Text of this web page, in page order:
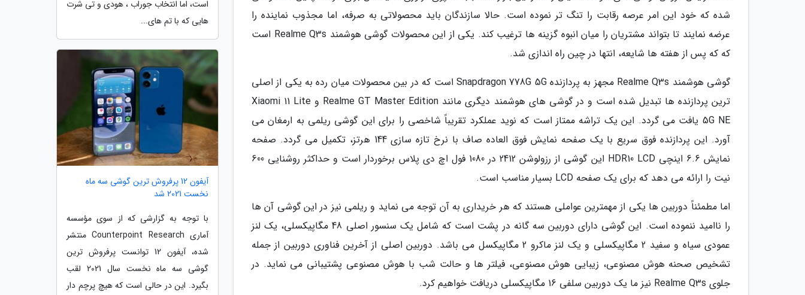
شده که خود این امر عرصه رقابت را تنگ تر نموده است. حالا سازندگان باید محصولاتی به صرفه، اما مجذوب نماینده را
عرضه نمایند تا بتواند مشتریان را میان انبوه گزینه ها ترغیب کند. یکی از این محصولات گوشی هوشمند Realme Q3s است
که که پس از هفته ها شایعه، انتها در چین راه اندازی شد.
گوشی هوشمند Realme Q3s مجهز به پردازنده Snapdragon 778G 5G است که در بین محصولات میان رده به یکی از اصلی
ترین پردازنده ها تبدیل شده است و در گوشی های هوشمند دیگری مانند Realme GT Master Edition و Xiaomi 11 Lite
5G NE یافت می گردد. این یک تراشه ممتاز است که نوید عملکرد تقریباً شاخصی را برای این گوشی ریلمی به ارمغان می
آورد. این پردازنده فوق سریع با یک صفحه نمایش فوق العاده صاف با نرخ تازه سازی 144 هرتز، تکمیل می گردد. صفحه
نمایش 6.6 اینچی HDR10 LCD این گوشی از رزولوشن 2412 در 1080 فول اچ دی پلاس برخوردار است و حداکثر روشنایی 600
نیت را ارائه می دهد که برای یک صفحه LCD بسیار مناسب است.
اما مطمئناً دوربین ها یکی از مهمترین عواملی هستند که هر خریداری به آن توجه می نماید و ریلمی نیز در این گوشی آن ها
را ناامید ننموده است. این گوشی دارای دوربین سه گانه در پشت است که شامل یک سنسور اصلی 48 مگاپیکسلی، یک لنز
عمودی سیاه و سفید 2 مگاپیکسلی و یک لنز ماکرو 2 مگاپیکسل می باشد. دوربین اصلی از آخرین فناوری دوربین از جمله
تشخیص صحنه هوش مصنوعی، زیبایی هوش مصنوعی، فیلتر ها و حالت شب با هوش مصنوعی پشتیبانی می نماید. در
جلوی Realme Q3s نیز ما یک دوربین سلفی 16 مگاپیکسلی دریافت خواهیم کرد.
است، اما انتخاب جوراب ، هودی و تی شرت
هایی که با تم های...
آیفون 12 پرفروش ترین گوشی سه ماه
نخست 2021 شد
با توجه به گزارشی که از سوی مؤسسه
آماری Counterpoint Research منتشر
شده، آیفون 12 توانست پرفروش ترین
گوشی سه ماه نخست سال 2021 لقب
بگیرد. این در حالی است که هیچ پرچم دار